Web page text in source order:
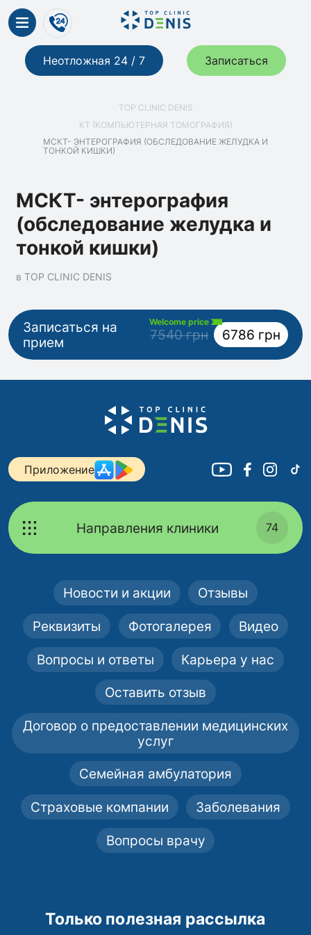
Неотложная 24 / 7 Записаться
TOP CLINIC DENIS
КТ (КОМПЬЮТЕРНАЯ ТОМОГРАФИЯ)
МСКТ- ЭНТЕРОГРАФИЯ (ОБСЛЕДОВАНИЕ ЖЕЛУДКА И
ТОНКОЙ КИШКИ)
МСКТ- энтерография
(обследование желудка и
тонкой кишки)
в TOP CLINIC DENIS
Записаться на
прием
Welcome price
7540 грн 6786 грн
Приложение
Направления клиники 74
Новости и акции Отзывы
Реквизиты Фотогалерея Видео
Вопросы и ответы Карьера у нас
Оставить отзыв
Договор о предоставлении медицинских
услуг
Семейная амбулатория
Страховые компании Заболевания
Вопросы врачу
Только полезная рассылка